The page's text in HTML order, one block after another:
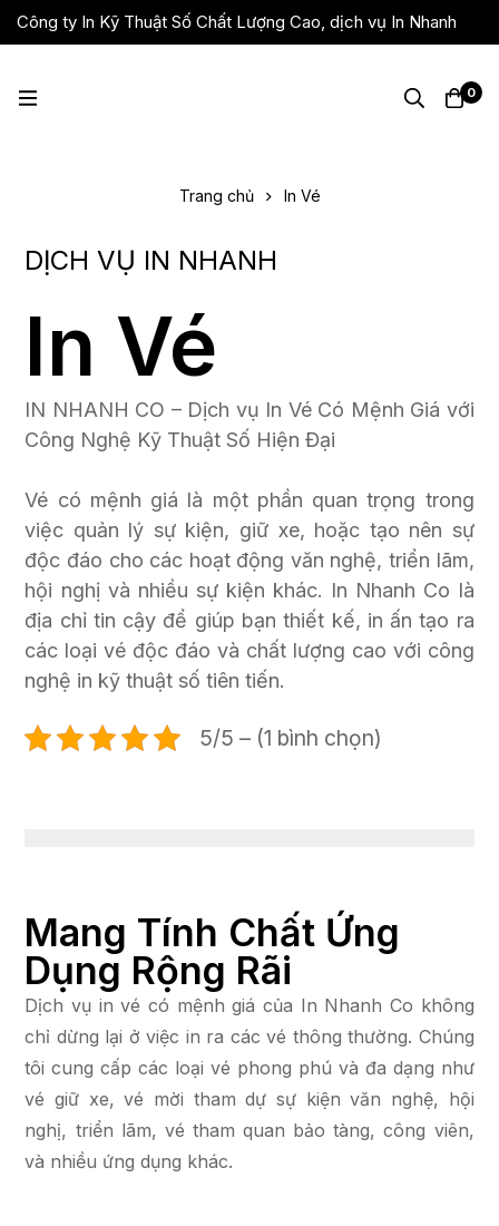
Công ty In Kỹ Thuật Số Chất Lượng Cao, dịch vụ In Nhanh
Giá Rẻ, Lấy Liền
0
Trang chủ In Vé
DỊCH VỤ IN NHANH
In Vé
IN NHANH CO – Dịch vụ In Vé Có Mệnh Giá với
Công Nghệ Kỹ Thuật Số Hiện Đại
Vé có mệnh giá là một phần quan trọng trong
việc quản lý sự kiện, giữ xe, hoặc tạo nên sự
độc đáo cho các hoạt động văn nghệ, triển lãm,
hội nghị và nhiều sự kiện khác. In Nhanh Co là
địa chỉ tin cậy để giúp bạn thiết kế, in ấn tạo ra
các loại vé độc đáo và chất lượng cao với công
nghệ in kỹ thuật số tiên tiến.
5/5 – (1 bình chọn)
Mang Tính Chất Ứng
Dụng Rộng Rãi
Dịch vụ in vé có mệnh giá của In Nhanh Co không
chỉ dừng lại ở việc in ra các vé thông thường. Chúng
tôi cung cấp các loại vé phong phú và đa dạng như
vé giữ xe, vé mời tham dự sự kiện văn nghệ, hội
nghị, triển lãm, vé tham quan bảo tàng, công viên,
và nhiều ứng dụng khác.